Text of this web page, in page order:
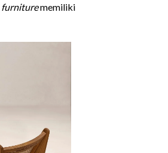
furniturememiliki